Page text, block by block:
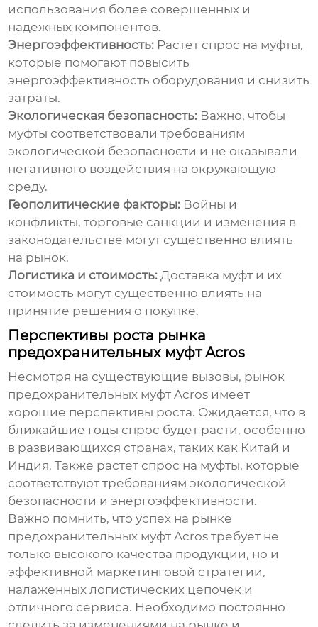
использования более совершенных и
надежных компонентов.
Энергоэффективность: Растет спрос на муфты,
которые помогают повысить
энергоэффективность оборудования и снизить
затраты.
Экологическая безопасность: Важно, чтобы
муфты соответствовали требованиям
экологической безопасности и не оказывали
негативного воздействия на окружающую
среду.
Геополитические факторы: Войны и
конфликты, торговые санкции и изменения в
законодательстве могут существенно влиять
на рынок.
Логистика и стоимость: Доставка муфт и их
стоимость могут существенно влиять на
принятие решения о покупке.
Перспективы роста рынка
предохранительных муфт Acros
Несмотря на существующие вызовы, рынок
предохранительных муфт Acros имеет
хорошие перспективы роста. Ожидается, что в
ближайшие годы спрос будет расти, особенно
в развивающихся странах, таких как Китай и
Индия. Также растет спрос на муфты, которые
соответствуют требованиям экологической
безопасности и энергоэффективности.
Важно помнить, что успех на рынке
предохранительных муфт Acros требует не
только высокого качества продукции, но и
эффективной маркетинговой стратегии,
налаженных логистических цепочек и
отличного сервиса. Необходимо постоянно